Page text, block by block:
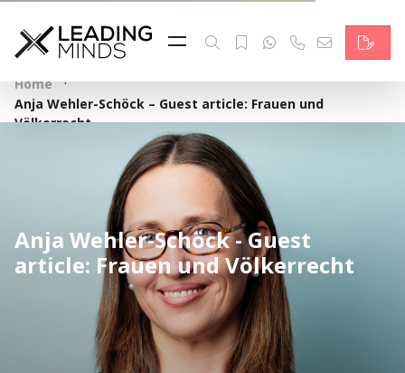
Feed
Reading Minds
Topics
Services
Who we are
Contact
Deutsch
Home ·
Anja Wehler-Schöck – Guest article: Frauen und
Völkerrecht
Anja Wehler-Schöck - Guest
article: Frauen und Völkerrecht